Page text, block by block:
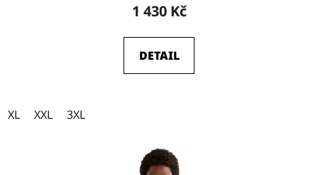
1 430 Kč
DETAIL
XL XXL 3XL